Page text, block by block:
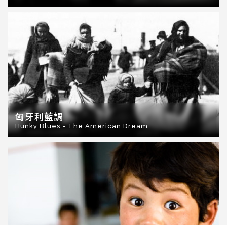
匈牙利藍調
Hunky Blues - The American Dream